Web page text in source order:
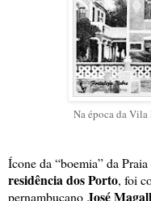
Na época da Vila
Ícone da “boemia” da
residência dos Porto, foi
pernambucano José